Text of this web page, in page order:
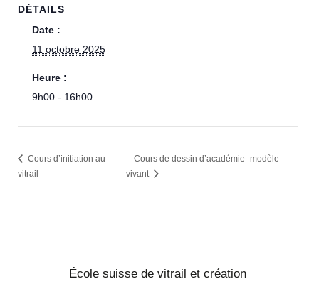
DÉTAILS
Date :
11 octobre 2025
Heure :
9h00 - 16h00
Cours d’initiation au
vitrail
Cours de dessin d’académie- modèle
vivant
École suisse de vitrail et création